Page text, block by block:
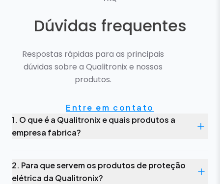
Dúvidas frequentes
Respostas rápidas para as principais
dúvidas sobre a Qualitronix e nossos
produtos.
Entre em contato
1. O que é a Qualitronix e quais produtos a
empresa fabrica?
2. Para que servem os produtos de proteção
elétrica da Qualitronix?